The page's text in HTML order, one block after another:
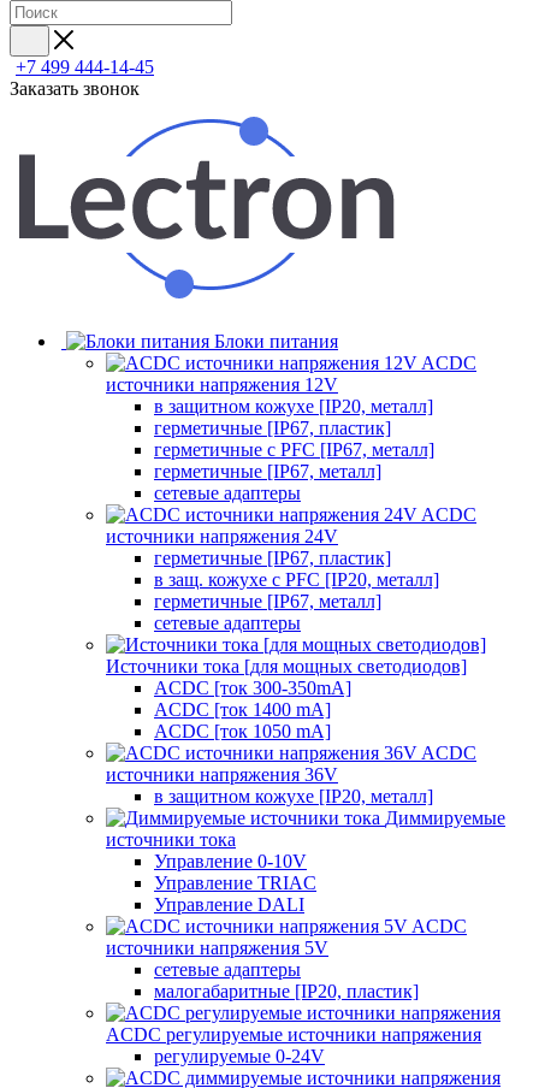
+7 499 444-14-45
Заказать звонок
Блоки питания
ACDC
источники напряжения 12V
в защитном кожухе [IP20, металл]
герметичные [IP67, пластик]
герметичные с PFC [IP67, металл]
герметичные [IP67, металл]
сетевые адаптеры
ACDC
источники напряжения 24V
герметичные [IP67, пластик]
в защ. кожухе с PFC [IP20, металл]
герметичные [IP67, металл]
сетевые адаптеры
Источники тока [для мощных светодиодов]
ACDC [ток 300-350mA]
ACDC [ток 1400 mA]
ACDC [ток 1050 mA]
ACDC
источники напряжения 36V
в защитном кожухе [IP20, металл]
Диммируемые
источники тока
Управление 0-10V
Управление TRIAC
Управление DALI
ACDC
источники напряжения 5V
сетевые адаптеры
малогабаритные [IP20, пластик]
ACDC регулируемые источники напряжения
регулируемые 0-24V